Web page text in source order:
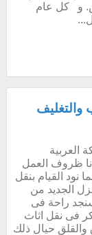
و كل عام
العربية
ظروف العمل
القيام بنقل
الجديد من
راحة فى
فى نقل اثاث
والقلق حيال ذلك